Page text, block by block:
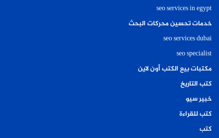
seo services in egypt
خدمات تحسين محركات البحث
seo services dubai
seo specialist
مكتبات بيع الكتب أون لاين
كتب التاريخ
خبير سيو
كتب للقراءة
كتب